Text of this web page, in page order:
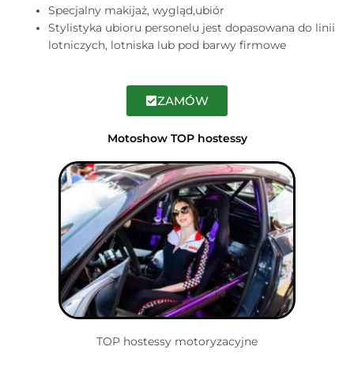
Specjalny makijaż, wygląd,ubiór
Stylistyka ubioru personelu jest dopasowana do linii
lotniczych, lotniska lub pod barwy firmowe
ZAMÓW
Motoshow TOP hostessy
TOP hostessy motoryzacyjne